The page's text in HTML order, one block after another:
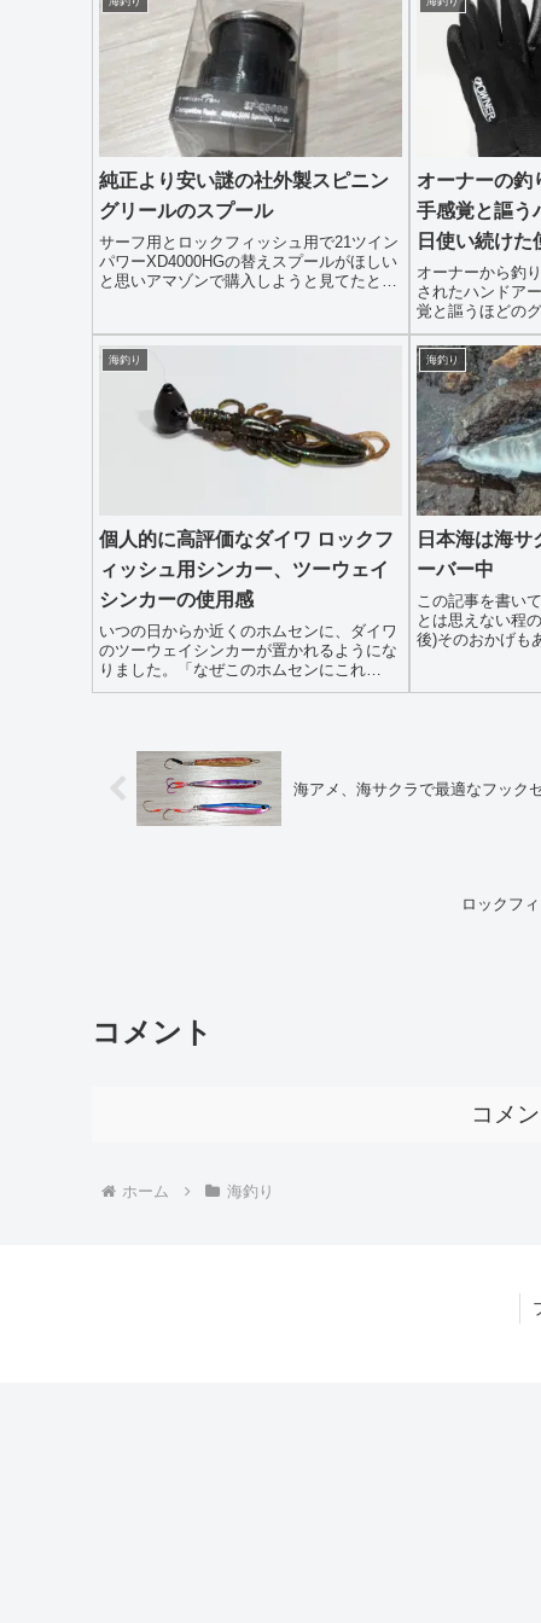
純正より安い謎の社外製スピニン
グリールのスプール
サーフ用とロックフィッシュ用で21ツイン
パワーXD4000HGの替えスプールがほしい
と思いアマゾンで購入しようと見てたとこ
てるようです、アマゾンで価格は約60...
オーナーの釣
手感覚と謳う
日使い続けた
オーナーから釣
されたハンドア
覚と謳うほどの
日使い続けた感
まず、このグロ
いて軽く触れて
中はエントリ...
海釣り
個人的に高評価なダイワ ロックフ
ィッシュ用シンカー、ツーウェイ
シンカーの使用感
いつの日からか近くのホムセンに、ダイワ
のツーウェイシンカーが置かれるようにな
りました。「なぜこのホムセンにこれ
が・・・」というのも僕の住んでる地域に
したが単発入荷で...
海釣り
日本海は海
ーバー中
この記事を書い
とは思えない程
後)そのおかげも
って良型のサバ
海アメ、海サクラで最適なフック
ロックフ
コメント
コメ
ホーム 海釣り